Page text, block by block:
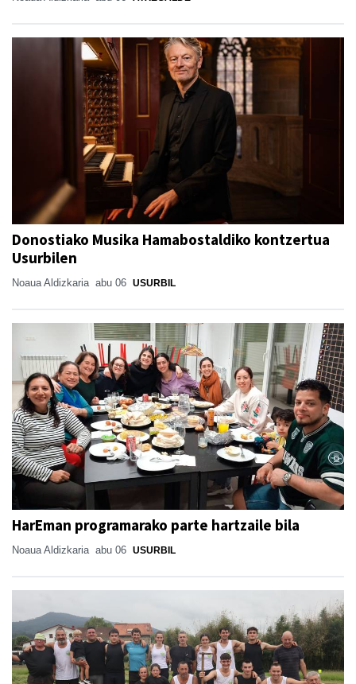
Donostiako Musika Hamabostaldiko kontzertua
Usurbilen
Noaua Aldizkaria abu 06 USURBIL
HarEman programarako parte hartzaile bila
Noaua Aldizkaria abu 06 USURBIL